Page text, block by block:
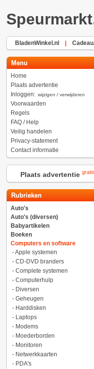
Speurmarkt
BladenWinkel.nl
Menu
Home
Plaats advertentie
Inloggen: wijzigen / verwijderen
Voorwaarden
Regels
FAQ / Help
Veilig handelen
Privacy-statement
Contact informatie
Plaats advertentie gratis
Rubrieken
Auto's
Auto's (diversen)
Babyartikelen
Boeken
Computers en software
-Apple systemen
- CD-DVD branders
- Complete systemen
- Computerhulp
- Diversen
- Geheugen
- Harddisken
- Laptops
- Modems
- Moederborden
- Monitoren
- Netwerkkaarten
- PDA's